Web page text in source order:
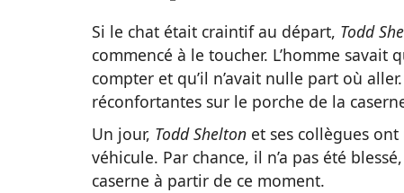
Si le chat était craintif au départ, Todd
commencé à le toucher. L’homme savait
compter et qu’il n’avait nulle part où
réconfortantes sur le porche de la
Un jour, Todd Shelton et ses collègues
véhicule. Par chance, il n’a pas été
caserne à partir de ce moment.